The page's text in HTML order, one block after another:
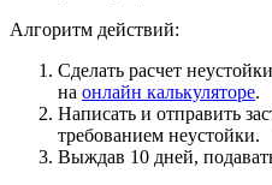
Алгоритм действий:
Сделать расчет
на онлайн калькуляторе.
Написать и отправить
требованием неустойки.
Выждав 10 дней,